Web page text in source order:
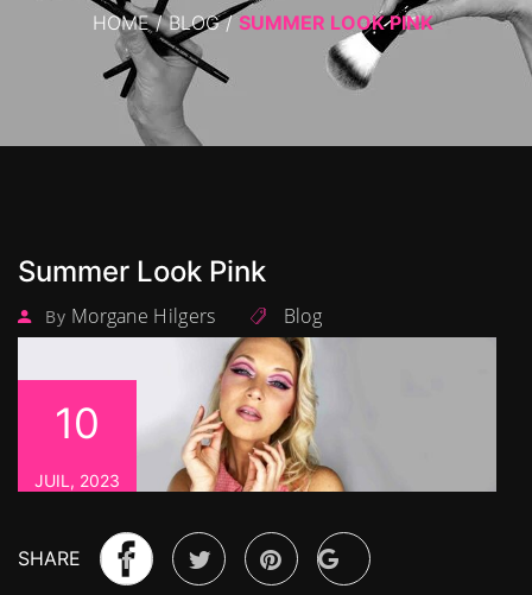
HOME / BLOG / SUMMER LOOK PINK
Summer Look Pink
By Morgane Hilgers Blog
10
JUIL, 2023
SHARE